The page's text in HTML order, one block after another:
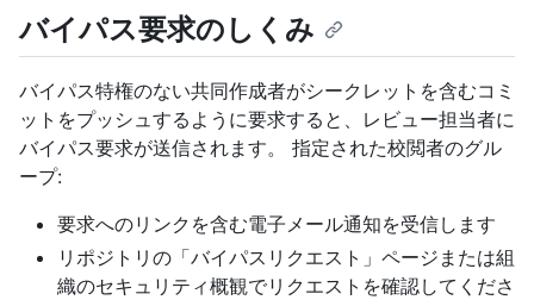
バイパス要求のしくみ
バイパス特権のない共同作成者がシークレットを含むコミ
ットをプッシュするように要求すると、レビュー担当者に
バイパス要求が送信されます。 指定された校閲者のグル
ープ:
要求へのリンクを含む電子メール通知を受信します
リポジトリの「バイパスリクエスト」ページまたは組
織のセキュリティ概観でリクエストを確認してくださ